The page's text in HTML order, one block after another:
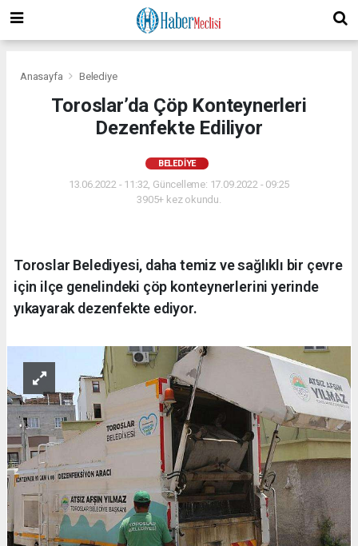
Anasayfa Belediye
Toroslar’da Çöp Konteynerleri
Dezenfekte Ediliyor
BELEDIYE
13.06.2022 - 11:32, Güncelleme: 17.09.2022 - 09:25
3905+ kez okundu.
Toroslar Belediyesi, daha temiz ve sağlıklı bir çevre
için ilçe genelindeki çöp konteynerlerini yerinde
yıkayarak dezenfekte ediyor.